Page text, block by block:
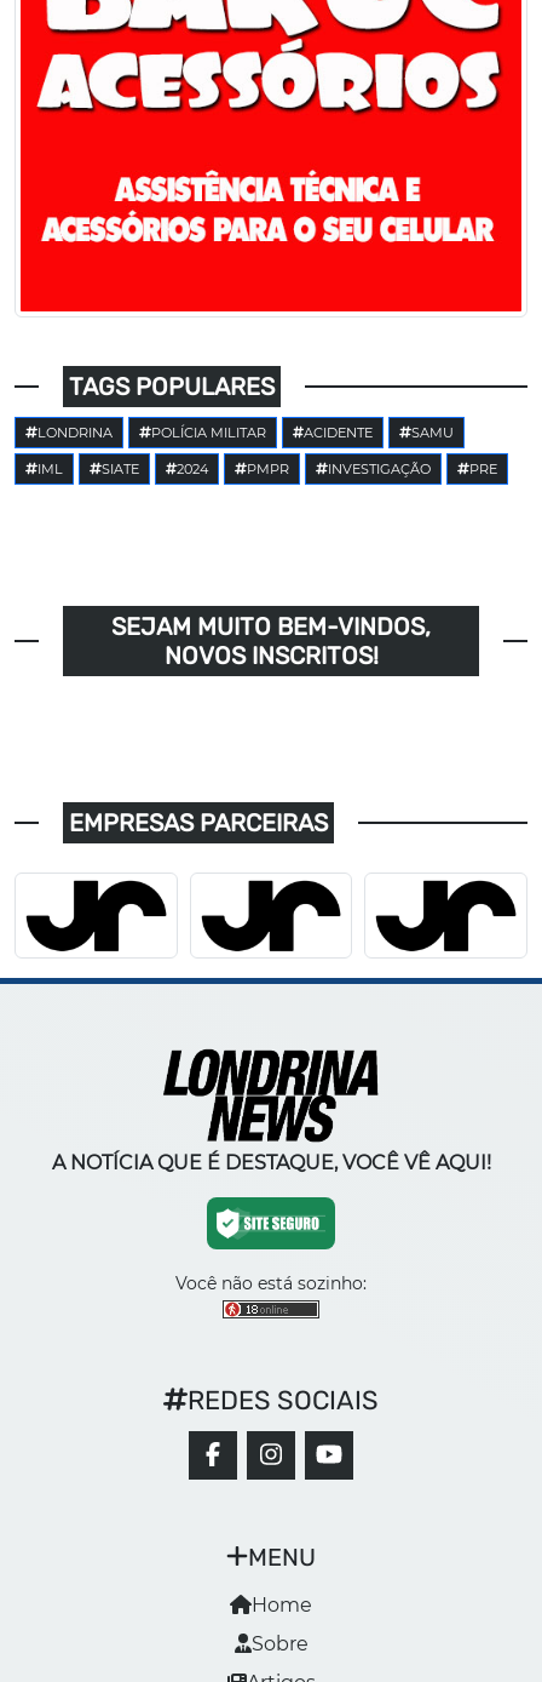
TAGS POPULARES
LONDRINA POLÍCIA MILITAR ACIDENTE SAMU
IML SIATE 2024 PMPR INVESTIGAÇÃO PRE
SEJAM MUITO BEM-VINDOS,
NOVOS INSCRITOS!
EMPRESAS PARCEIRAS
A NOTÍCIA QUE É DESTAQUE, VOCÊ VÊ AQUI!
Você não está sozinho:
MENU
Home
Sobre
REDES SOCIAIS